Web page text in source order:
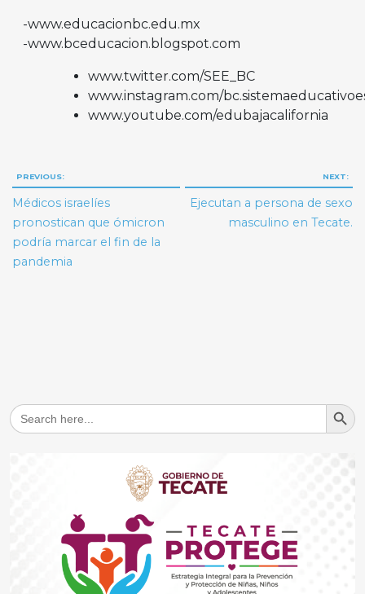
-www.educacionbc.edu.mx
-www.bceducacion.blogspot.com
www.twitter.com/SEE_BC
www.instagram.com/
www.youtube.com/edubajacalifornia
Navegación
de
entradas
PREVIOUS:
Médicos israelíes
pronostican que ómicron
podría marcar el fin de la
pandemia
NEXT:
Ejecutan a persona de sexo
masculino en Tecate.
Search
for:
Search